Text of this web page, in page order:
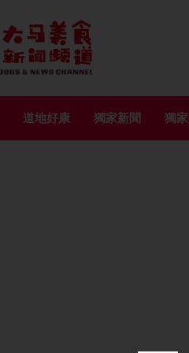
道地好康 獨家新聞 獨